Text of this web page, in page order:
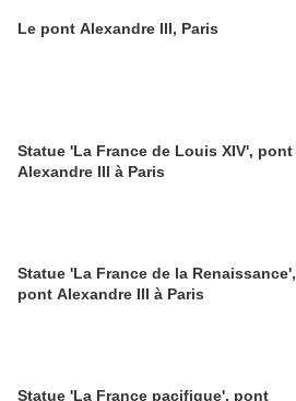
Le pont Alexandre III, Paris
Statue 'La France de Louis XIV', pont
Alexandre III à Paris
Statue 'La France de la Renaissance',
pont Alexandre III à Paris
Statue 'La France pacifique', pont